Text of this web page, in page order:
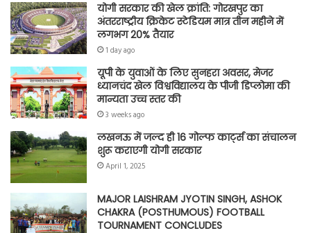
योगी सरकार की खेल क्रांति: गोरखपुर का
अंतरराष्ट्रीय क्रिकेट स्टेडियम मात्र तीन महीने में
लगभग 20% तैयार
1 day ago
यूपी के युवाओं के लिए सुनहरा अवसर, मेजर
ध्यानचंद खेल विश्वविद्यालय के पीजी डिप्लोमा की
मान्यता उच्च स्तर की
3 weeks ago
लखनऊ में जल्द ही 16 गोल्फ कार्ट्स का संचालन
शुरू कराएगी योगी सरकार
April 1, 2025
MAJOR LAISHRAM JYOTIN SINGH, ASHOK
CHAKRA (POSTHUMOUS) FOOTBALL
TOURNAMENT CONCLUDES